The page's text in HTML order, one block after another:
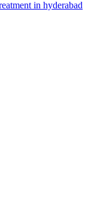
in hyderabad